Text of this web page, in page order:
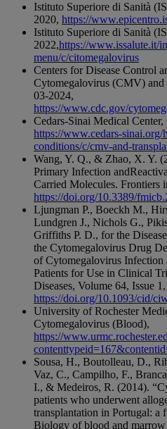
Istituto Superiore di Sanità
2020, https://
Istituto Superiore di Sanità
2022,https://www.issalute.it/
menu/c/citomegalovirus
Centers for Disease Control
Cytomegalovirus (CMV)
03-2024,
https://www.cdc.gov/
Cedars-Sinai Medical
https://www.cedars-sinai.org/
conditions/c/cmv-and-
Wang, Y. Q., & Zhao, X. Y.
Primary Infection
Carried Molecules. Frontiers
https://doi.org/10.3389/
Ljungman P., Boeckh M.,
Lundgren J., Nichols G.,
Griffiths P. D., for the
the Cytomegalovirus Drug
of Cytomegalovirus Infection
Patients for Use in Clinical
Diseases, Volume 64, Issue
https://doi.org/10.1093/cid/
University of Rochester
Cytomegalovirus (Blood),
https://
Sousa, H., Boutolleau, D.,
Vaz, C., Campilho, F.,
I., & Medeiros, R. (2014).
patients who underwent
transplantation in Portugal: a
Biology of blood and